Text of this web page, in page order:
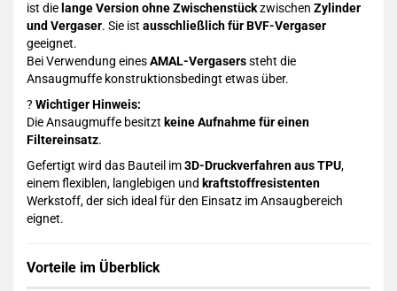
ist die lange Version ohne Zwischenstückzwischen Zylinder
und Vergaser. Sie ist ausschließlich für BVF-Vergaser
geeignet.
Bei Verwendung einesAMAL-Vergaserssteht die
Ansaugmuffe konstruktionsbedingt etwas über.
? Wichtiger Hinweis:
Die Ansaugmuffe besitzt keine Aufnahme für einen
Filtereinsatz.
Gefertigt wird das Bauteil im3D-Druckverfahren aus TPU,
einem flexiblen, langlebigen und kraftstoffresistenten
Werkstoff, der sich ideal für den Einsatz im Ansaugbereich
eignet.
Vorteile im Überblick